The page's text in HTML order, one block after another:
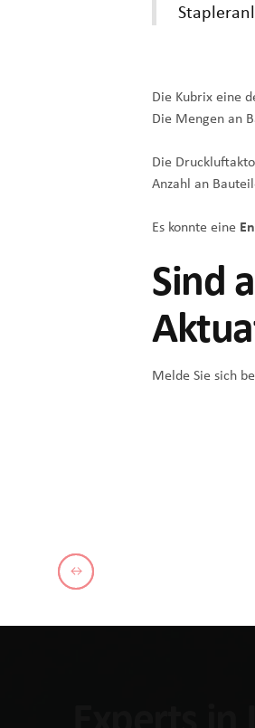
Die Kubrix eine
Die Mengen an
Die
Anzahl an
Es konnte eine
Sind
Melde Sie sich